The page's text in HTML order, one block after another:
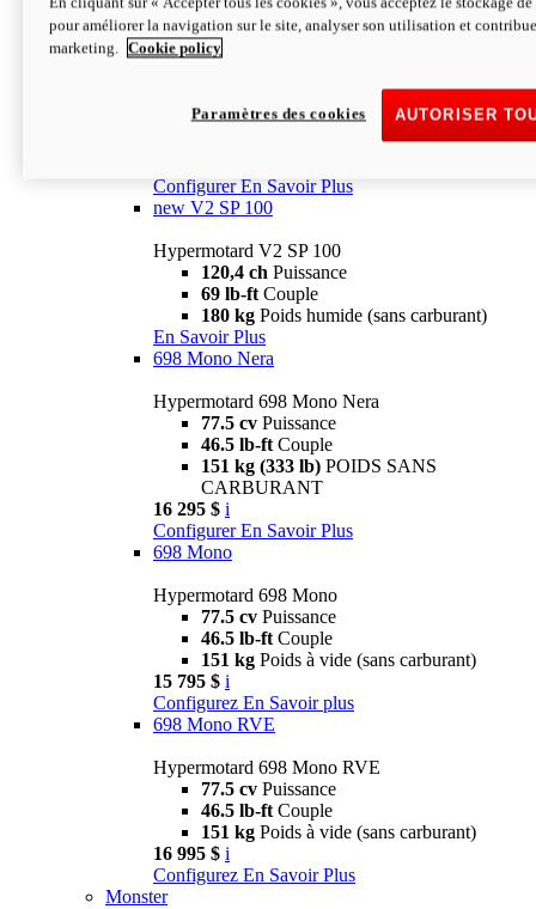
Configurer En Savoir Plus
newV2 SP
69 lb-ftCouple
Poids humide (sans carburant)
Configurer En Savoir Plus
new V2 SP 100
Hypermotard V2 SP 100
120,4 ch Puissance
69 lb-ft Couple
180 kg Poids humide (sans carburant)
En Savoir Plus
698 Mono Nera
Hypermotard 698 Mono Nera
77.5 cv Puissance
46.5 lb-ft Couple
151 kg (333 lb) POIDS SANS
CARBURANT
16 295 $ i
Configurer En Savoir Plus
698 Mono
Hypermotard 698 Mono
77.5 cv Puissance
46.5 lb-ft Couple
151 kg Poids à vide (sans carburant)
15 795 $ i
Configurez En Savoir plus
698 Mono RVE
Hypermotard 698 Mono RVE
77.5 cv Puissance
46.5 lb-ft Couple
151 kg Poids à vide (sans carburant)
16 995 $ i
Configurez En Savoir Plus
Monster
pour améliorer la navigation sur le site, analyser son utilisation et
marketing.
Cookie policy
AUTORISER
Paramètres des cookies